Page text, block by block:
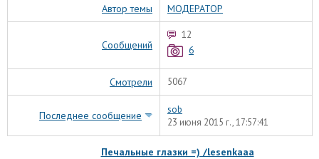
Автор темы
МОДЕРАТОР
Сообщений
12
6
Смотрели 5067
Последнее сообщение
sob
23 июня 2015 г., 17:57:41
Печальные глазки =) /lesenkaaa